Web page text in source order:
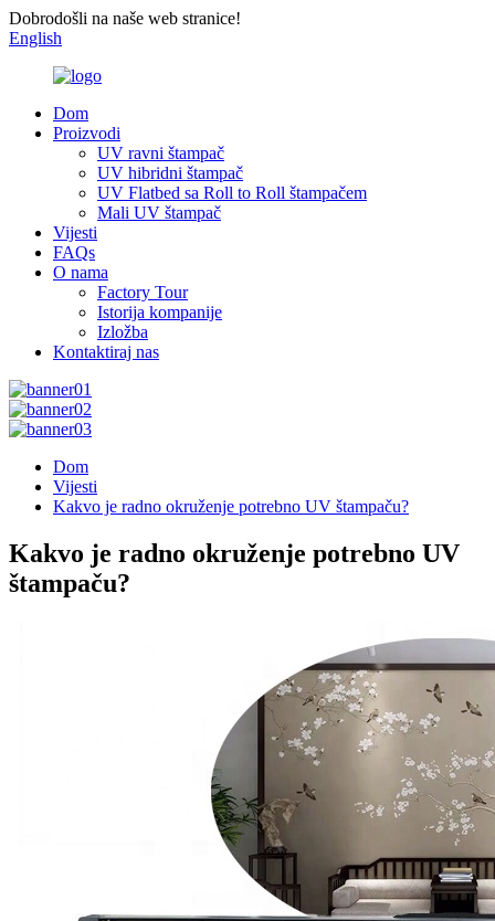
Dobrodošli na naše web stranice!
English
Dom
Proizvodi
UV ravni štampač
UV hibridni štampač
UV Flatbed sa Roll to Roll štampačem
Mali UV štampač
Vijesti
FAQs
O nama
Factory Tour
Istorija kompanije
Izložba
Kontaktiraj nas
Dom
Vijesti
Kakvo je radno okruženje potrebno UV štampaču?
Kakvo je radno okruženje potrebno UV
štampaču?